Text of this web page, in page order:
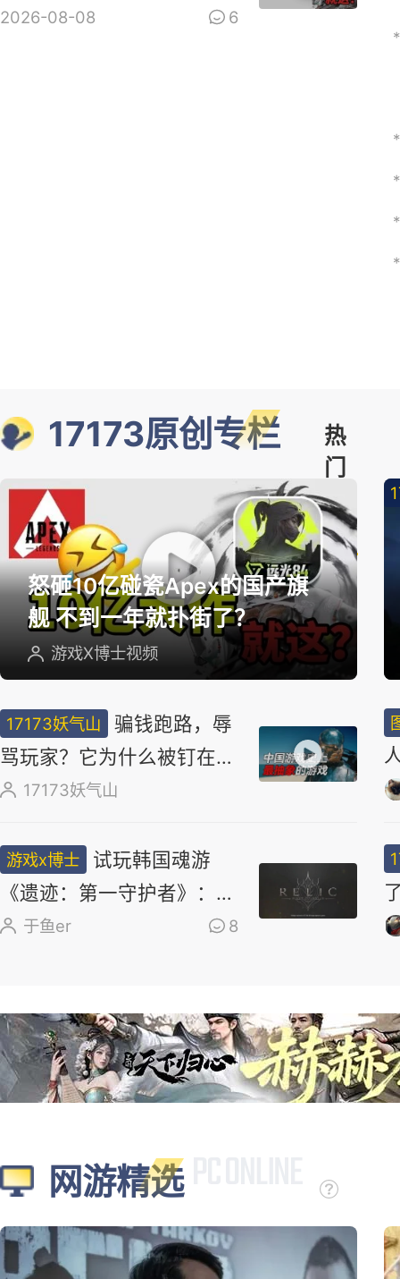
2026-08-08 6
17173原创专栏
热
门
精
选
怒砸10亿碰瓷Apex的国产旗
舰 不到一年就扑街了？
游戏X博士视频
17173妖气山
骗钱跑路，辱
骂玩家？它为什么被钉在国
产游戏耻辱柱上？
17173妖气山
游戏x博士
试玩韩国魂游
《遗迹：第一守护者》：求
求了，别再做类魂了
于鱼er 8
网游精选